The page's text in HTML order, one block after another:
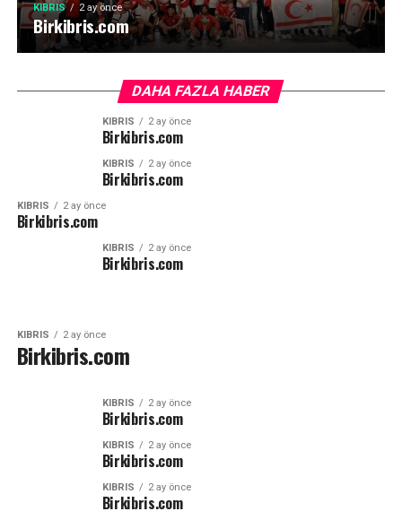
KIBRIS 2 ay önce
Birkibris.com
DAHA FAZLA HABER
KIBRIS 2 ay önce
Birkibris.com
KIBRIS 2 ay önce
Birkibris.com
KIBRIS 2 ay önce
Birkibris.com
KIBRIS 2 ay önce
Birkibris.com
KIBRIS 2 ay önce
Birkibris.com
KIBRIS 2 ay önce
Birkibris.com
KIBRIS 2 ay önce
Birkibris.com
KIBRIS 2 ay önce
Birkibris.com